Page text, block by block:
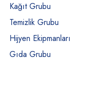
Kağıt Grubu
Temizlik Grubu
Hijyen Ekipmanları
Gıda Grubu